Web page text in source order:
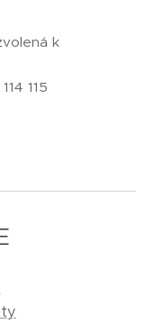
k
115